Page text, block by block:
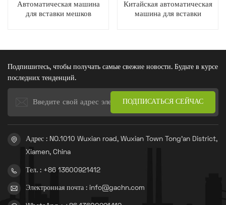
Автоматическая машина
для вставки мешков
Китайская автоматическая
машина для вставки
Подпишитесь, чтобы получать самые свежие новости. Будьте в курсе
последних тенденций.
Адрес : NO.1010 Wuxian road, Wuxian Town Tong'an District,
Xiamen, China
Тел. : +86 13600921412
Электронная почта : info@gachn.com